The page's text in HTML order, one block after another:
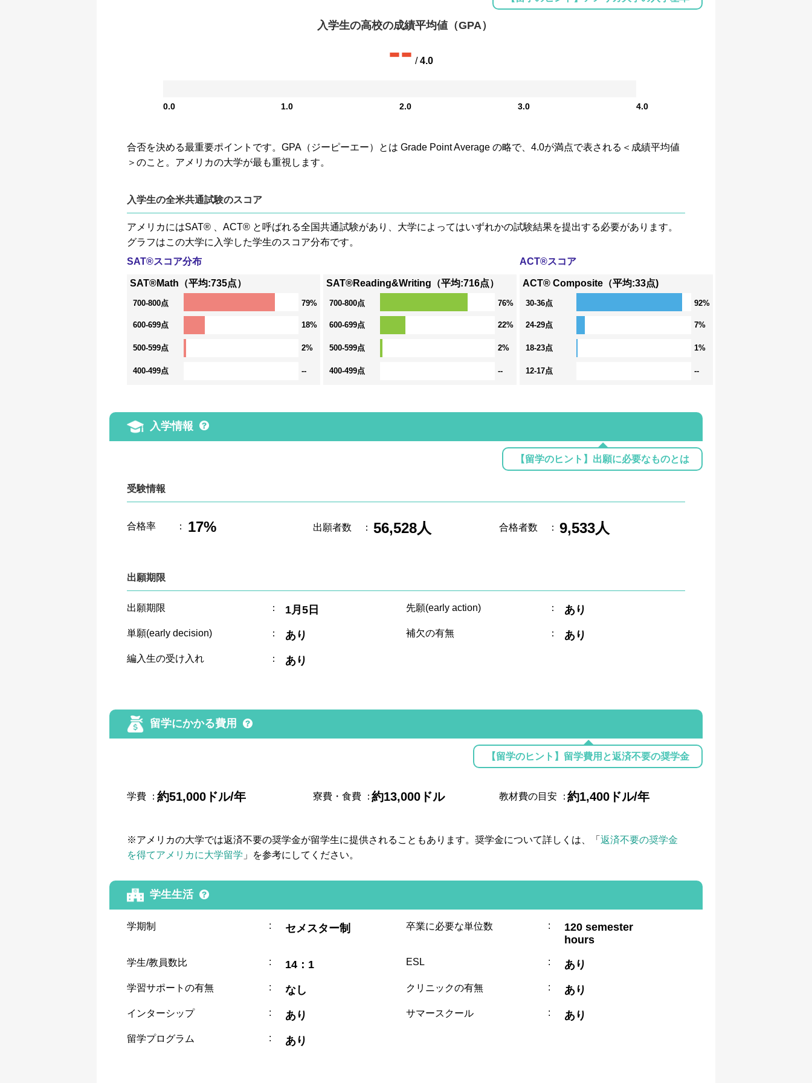
入学生の高校の成績平均値（GPA）
-- /4.0
0.0 1.0 2.0 3.0 4.0
合否を決める最重要ポイントです。GPA（ジーピーエー）とは Grade Point Average の略で、4.0が満点で表される＜成績平均値
＞のこと。アメリカの大学が最も重視します。
入学生の全米共通試験のスコア
アメリカにはSAT® 、ACT® と呼ばれる全国共通試験があり、大学によってはいずれかの試験結果を提出する必要があります。
グラフはこの大学に入学した学生のスコア分布です。
SAT®スコア分布
SAT®Math（平均:735点）
700-800点 79%
600-699点 18%
500-599点 2%
400-499点 --
SAT®Reading&Writing（平均:716点）
700-800点 76%
600-699点 22%
500-599点 2%
400-499点 --
ACT®スコア
ACT® Composite（平均:33点)
30-36点 92%
24-29点 7%
18-23点 1%
12-17点 --
入学情報
【留学のヒント】出願に必要なものとは
受験情報
合格率 ： 17% 出願者数 ： 56,528人 合格者数 ： 9,533人
出願期限
出願期限 ： 1月5日 先願(early action) ： あり
単願(early decision) ： あり 補欠の有無 ： あり
編入生の受け入れ ： あり
留学にかかる費用
【留学のヒント】留学費用と返済不要の奨学金
学費 ：約51,000ドル/年 寮費・食費 ：約13,000ドル 教材費の目安 ：約1,400ドル/年
※アメリカの大学では返済不要の奨学金が留学生に提供されることもあります。奨学金について詳しくは、「返済不要の奨学金
を得てアメリカに大学留学 」を参考にしてください。
学生生活
学期制 : セメスター制 卒業に必要な単位数 :
120 semester
hours
学生/教員数比 : 14：1 ESL : あり
学習サポートの有無 : なし クリニックの有無 : あり
インターシップ : あり サマースクール : あり
留学プログラム : あり